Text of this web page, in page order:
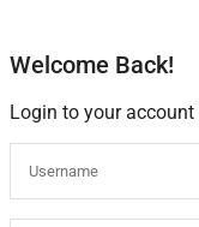
Welcome Back!
Login to your account